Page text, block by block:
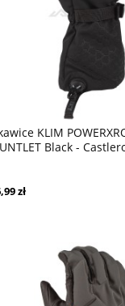
KLIM
Black -
zł